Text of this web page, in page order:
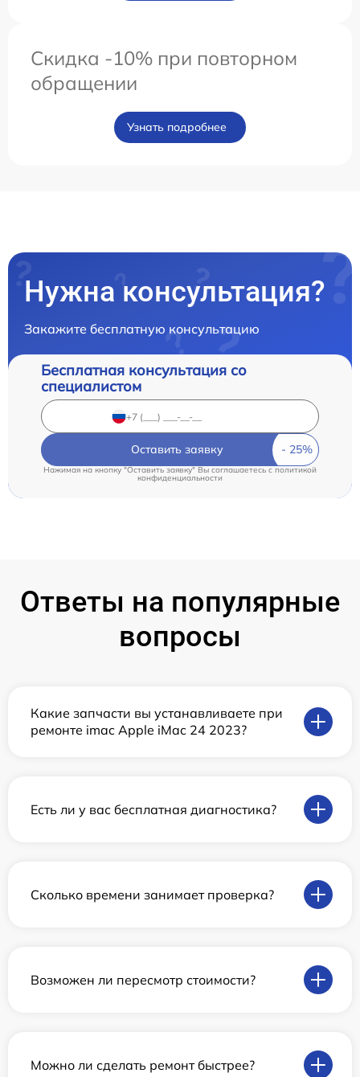
Скидка -10% при повторном
обращении
Узнать подробнее
Нужна консультация?
Закажите бесплатную консультацию
Бесплатная консультация со
специалистом
Оставить заявку
Нажимая на кнопку "Оставить заявку" Вы соглашаетесь cполитикой
конфиденциальности
Ответы на популярные
вопросы
Какие запчасти вы устанавливаете при
ремонте imac Apple iMac 24 2023?
Есть ли у вас бесплатная диагностика?
Сколько времени занимает проверка?
Возможен ли пересмотр стоимости?
Можно ли сделать ремонт быстрее?